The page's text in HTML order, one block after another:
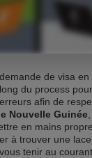
de visa
du process
afin de
Nouvelle Guinée
en mains
à trouver une
tenir au